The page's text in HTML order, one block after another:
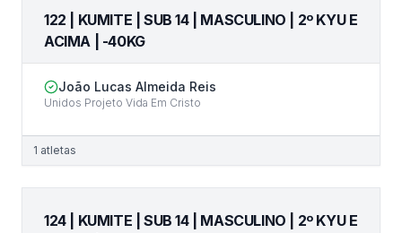
122 | KUMITE | SUB 14 | MASCULINO | 2º KYU E
ACIMA | -40KG
João Lucas Almeida Reis
Unidos Projeto Vida Em Cristo
1 atletas
124 | KUMITE | SUB 14 | MASCULINO | 2º KYU E